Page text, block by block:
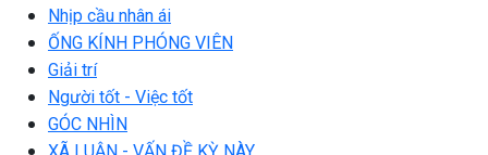
Nhịp cầu nhân ái
ỐNG KÍNH PHÓNG VIÊN
Giải trí
Người tốt - Việc tốt
GÓC NHÌN